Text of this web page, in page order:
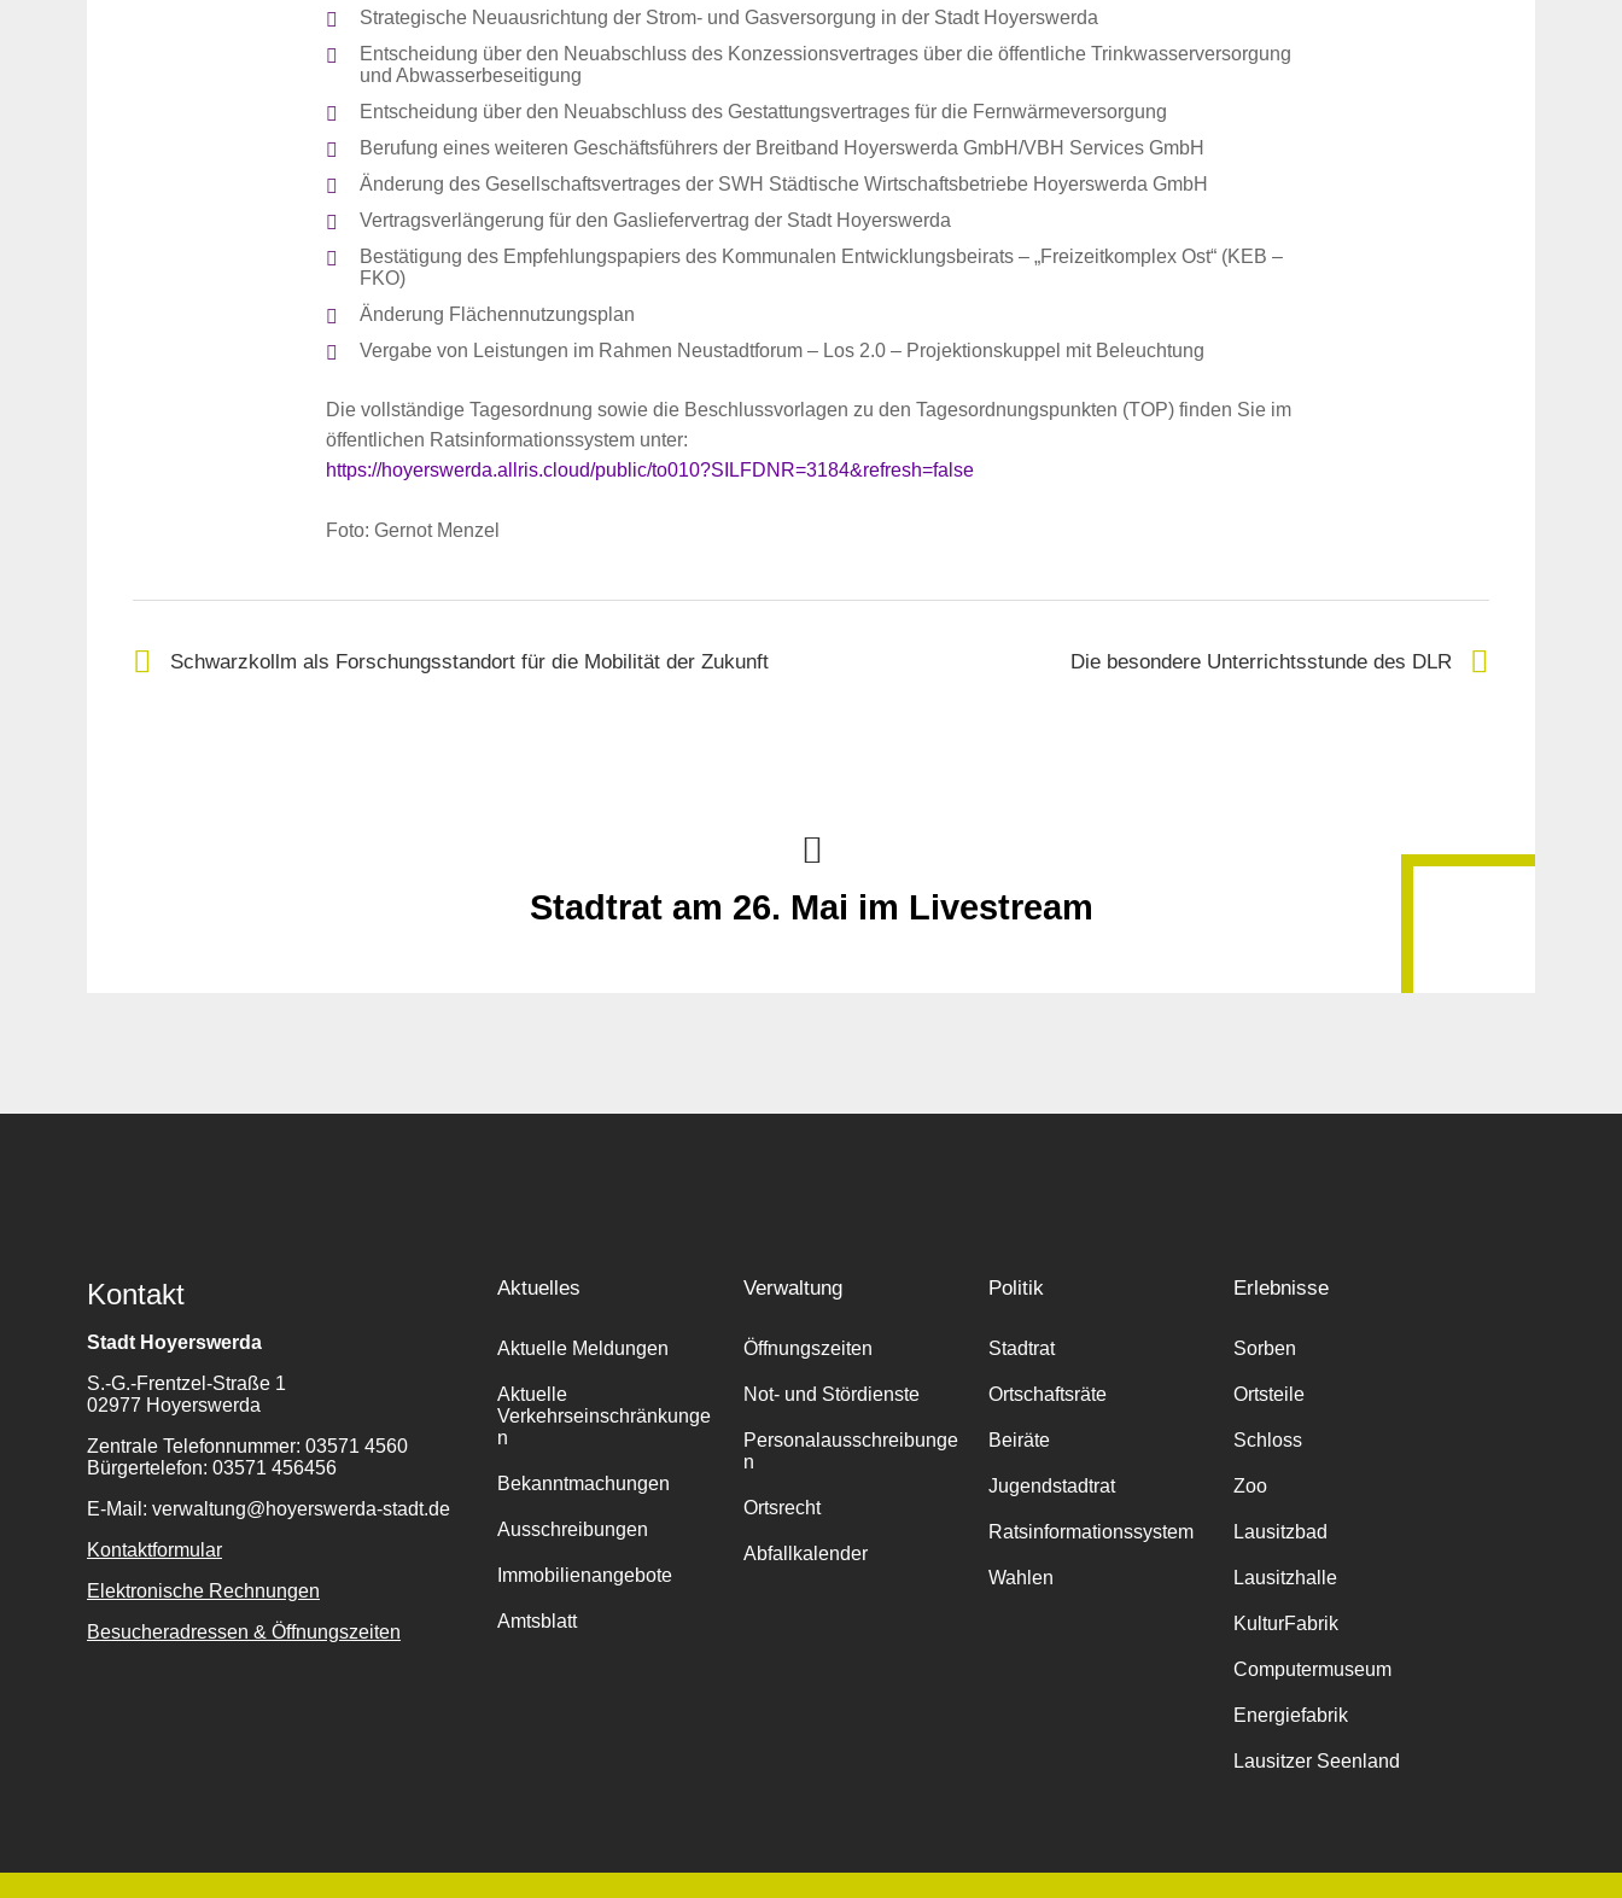
Strategische Neuausrichtung der Strom- und Gasversorgung in der Stadt Hoyerswerda
Entscheidung über den Neuabschluss des Konzessionsvertrages über die öffentliche Trinkwasserversorgung
und Abwasserbeseitigung
Entscheidung über den Neuabschluss des Gestattungsvertrages für die Fernwärmeversorgung
Berufung eines weiteren Geschäftsführers der Breitband Hoyerswerda GmbH/VBH Services GmbH
Änderung des Gesellschaftsvertrages der SWH Städtische Wirtschaftsbetriebe Hoyerswerda GmbH
Vertragsverlängerung für den Gasliefervertrag der Stadt Hoyerswerda
Bestätigung des Empfehlungspapiers des Kommunalen Entwicklungsbeirats – „Freizeitkomplex Ost“ (KEB –
FKO)
Änderung Flächennutzungsplan
Vergabe von Leistungen im Rahmen Neustadtforum – Los 2.0 – Projektionskuppel mit Beleuchtung
Die vollständige Tagesordnung sowie die Beschlussvorlagen zu den Tagesordnungspunkten (TOP) finden Sie im
öffentlichen Ratsinformationssystem unter:
https://hoyerswerda.allris.cloud/public/to010?SILFDNR=3184&refresh=false
Foto: Gernot Menzel
Schwarzkollm als Forschungsstandort für die Mobilität der Zukunft Die besondere Unterrichtsstunde des DLR
Stadtrat am 26. Mai im Livestream
Kontakt
Stadt Hoyerswerda
S.-G.-Frentzel-Straße 1
02977 Hoyerswerda
Zentrale Telefonnummer: 03571 4560
Bürgertelefon: 03571 456456
E-Mail: verwaltung@hoyerswerda-stadt.de
Kontaktformular
Elektronische Rechnungen
Besucheradressen & Öffnungszeiten
Aktuelles
Aktuelle Meldungen
Aktuelle
Verkehrseinschränkunge
n
Bekanntmachungen
Ausschreibungen
Immobilienangebote
Amtsblatt
Verwaltung
Öffnungszeiten
Not- und Stördienste
Personalausschreibunge
n
Ortsrecht
Abfallkalender
Politik
Stadtrat
Ortschaftsräte
Beiräte
Jugendstadtrat
Ratsinformationssystem
Wahlen
Erlebnisse
Sorben
Ortsteile
Schloss
Zoo
Lausitzbad
Lausitzhalle
KulturFabrik
Computermuseum
Energiefabrik
Lausitzer Seenland